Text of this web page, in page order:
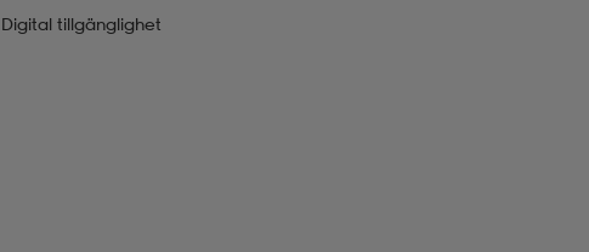
Digital tillgänglighet